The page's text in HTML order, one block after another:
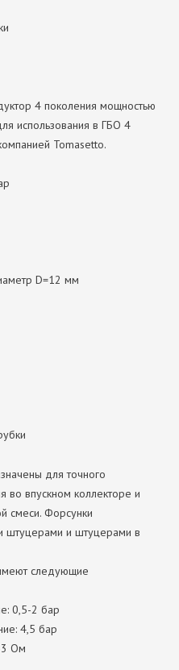
4 поколения мощностью
использования в ГБО 4
Tomasetto.
D=12 мм
для точного
во впускном коллекторе и
смеси. Форсунки
штуцерами и штуцерами в
следующие
0,5-2 бар
4,5 бар
3 Ом